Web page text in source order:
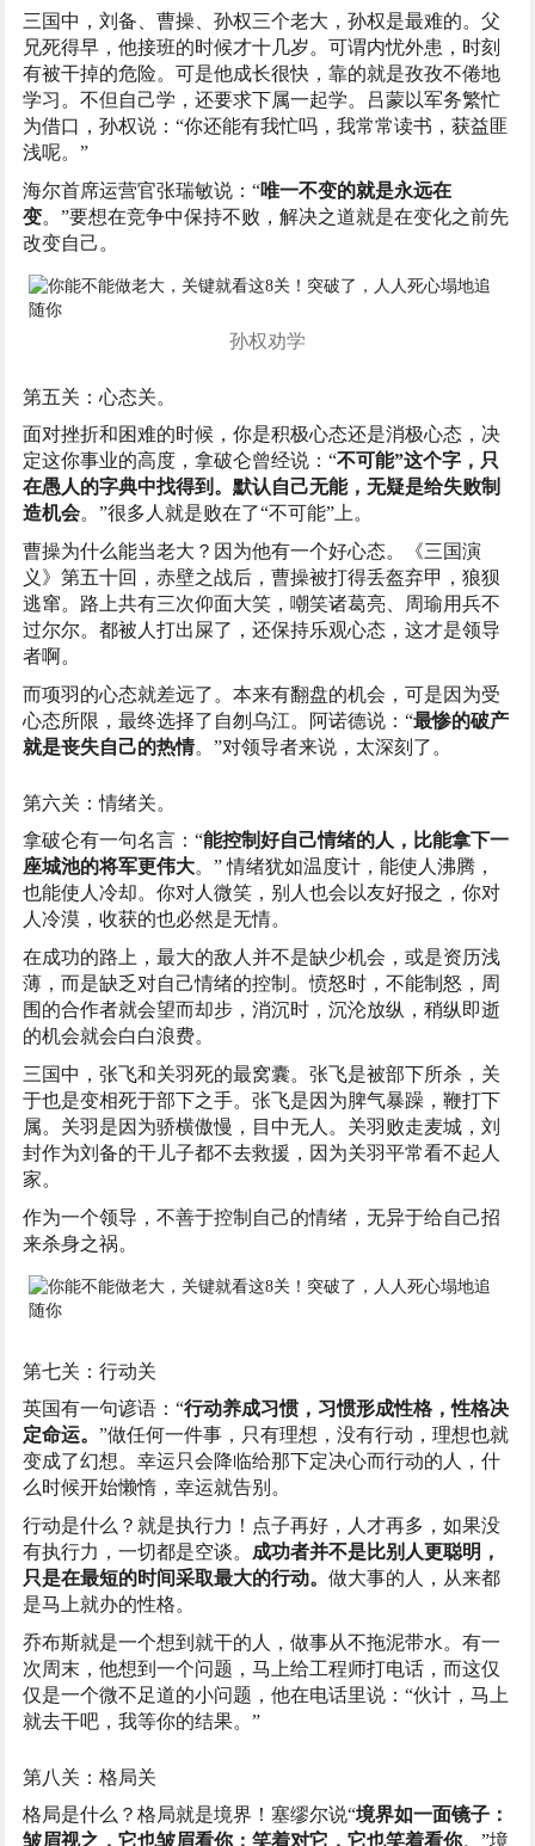
三国中，刘备、曹操、孙权三个老大，孙权是最难的。父
兄死得早，他接班的时候才十几岁。可谓内忧外患，时刻
有被干掉的危险。可是他成长很快，靠的就是孜孜不倦地
学习。不但自己学，还要求下属一起学。吕蒙以军务繁忙
为借口，孙权说：“你还能有我忙吗，我常常读书，获益匪
浅呢。”
海尔首席运营官张瑞敏说：“唯一不变的就是永远在
变。”要想在竞争中保持不败，解决之道就是在变化之前先
改变自己。
孙权劝学
第五关：心态关。
面对挫折和困难的时候，你是积极心态还是消极心态，决
定这你事业的高度，拿破仑曾经说：“不可能”这个字，只
在愚人的字典中找得到。默认自己无能，无疑是给失败制
造机会。”很多人就是败在了“不可能”上。
曹操为什么能当老大？因为他有一个好心态。《三国演
义》第五十回，赤壁之战后，曹操被打得丢盔弃甲，狼狈
逃窜。路上共有三次仰面大笑，嘲笑诸葛亮、周瑜用兵不
过尔尔。都被人打出屎了，还保持乐观心态，这才是领导
者啊。
而项羽的心态就差远了。本来有翻盘的机会，可是因为受
心态所限，最终选择了自刎乌江。阿诺德说：“最惨的破产
就是丧失自己的热情。”对领导者来说，太深刻了。
第六关：情绪关。
拿破仑有一句名言：“能控制好自己情绪的人，比能拿下一
座城池的将军更伟大。” 情绪犹如温度计，能使人沸腾，
也能使人冷却。你对人微笑，别人也会以友好报之，你对
人冷漠，收获的也必然是无情。
在成功的路上，最大的敌人并不是缺少机会，或是资历浅
薄，而是缺乏对自己情绪的控制。愤怒时，不能制怒，周
围的合作者就会望而却步，消沉时，沉沦放纵，稍纵即逝
的机会就会白白浪费。
三国中，张飞和关羽死的最窝囊。张飞是被部下所杀，关
于也是变相死于部下之手。张飞是因为脾气暴躁，鞭打下
属。关羽是因为骄横傲慢，目中无人。关羽败走麦城，刘
封作为刘备的干儿子都不去救援，因为关羽平常看不起人
家。
作为一个领导，不善于控制自己的情绪，无异于给自己招
来杀身之祸。
第七关：行动关
英国有一句谚语：“行动养成习惯，习惯形成性格，性格决
定命运。”做任何一件事，只有理想，没有行动，理想也就
变成了幻想。幸运只会降临给那下定决心而行动的人，什
么时候开始懒惰，幸运就告别。
行动是什么？就是执行力！点子再好，人才再多，如果没
有执行力，一切都是空谈。 成功者并不是比别人更聪明，
只是在最短的时间采取最大的行动。做大事的人，从来都
是马上就办的性格。
乔布斯就是一个想到就干的人，做事从不拖泥带水。有一
次周末，他想到一个问题，马上给工程师打电话，而这仅
仅是一个微不足道的小问题，他在电话里说：“伙计，马上
就去干吧，我等你的结果。”
第八关：格局关
格局是什么？格局就是境界！塞缪尔说“境界如一面镜子：
皱眉视之，它也皱眉看你；笑着对它，它也笑着看你。”境